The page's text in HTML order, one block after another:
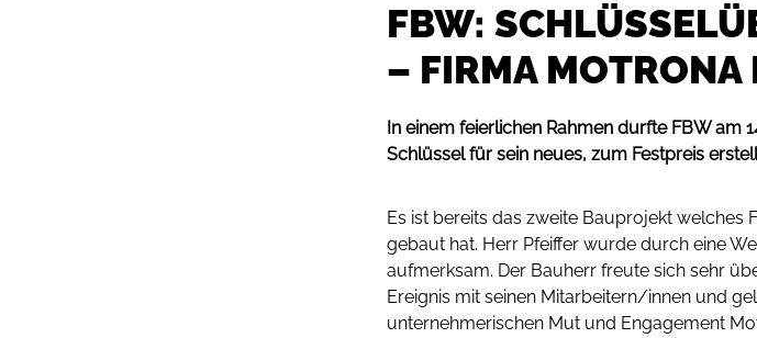
FBW:
– FIRMA
In einem feierlichen Rahmen durfte FBW am
Schlüssel für sein neues, zum Festpreis
Es ist bereits das zweite Bauprojekt
gebaut hat. Herr Pfeiffer wurde durch eine
aufmerksam. Der Bauherr freute sich sehr
Ereignis mit seinen Mitarbeitern/innen und
unternehmerischen Mut und Engagement